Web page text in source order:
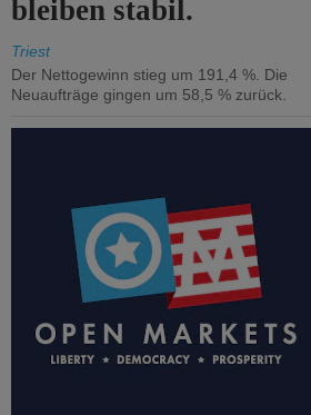
bleiben stabil.
Triest
Der Nettogewinn stieg um 191,4 %. Die
Neuaufträge gingen um 58,5 % zurück.